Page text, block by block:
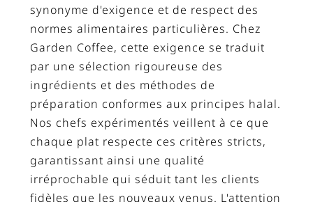
synonyme d'exigence et de respect des
normes alimentaires particulières. Chez
Garden Coffee, cette exigence se traduit
par une sélection rigoureuse des
ingrédients et des méthodes de
préparation conformes aux principes halal.
Nos chefs expérimentés veillent à ce que
chaque plat respecte ces critères stricts,
garantissant ainsi une qualité
irréprochable qui séduit tant les clients
fidèles que les nouveaux venus. L'attention